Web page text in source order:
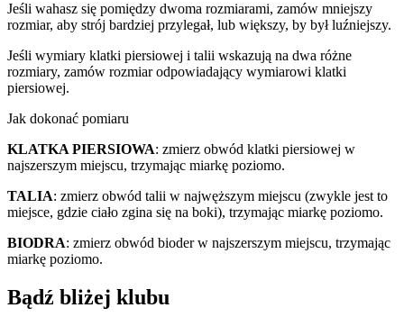
Jeśli wahasz się pomiędzy dwoma rozmiarami, zamów mniejszy
rozmiar, aby strój bardziej przylegał, lub większy, by był luźniejszy.
Jeśli wymiary klatki piersiowej i talii wskazują na dwa różne
rozmiary, zamów rozmiar odpowiadający wymiarowi klatki
piersiowej.
Jak dokonać pomiaru
KLATKA PIERSIOWA: zmierz obwód klatki piersiowej w
najszerszym miejscu, trzymając miarkę poziomo.
TALIA: zmierz obwód talii w najwęższym miejscu (zwykle jest to
miejsce, gdzie ciało zgina się na boki), trzymając miarkę poziomo.
BIODRA: zmierz obwód bioder w najszerszym miejscu, trzymając
miarkę poziomo.
Bądź bliżej klubu